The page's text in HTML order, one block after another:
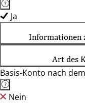
Ja
Informationen
Art des
Basis-Konto nach
Nein